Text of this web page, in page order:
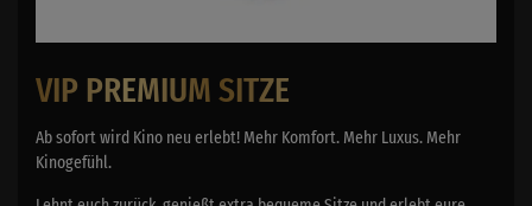
VIP PREMIUM SITZE
Ab sofort wird Kino neu erlebt! Mehr Komfort. Mehr Luxus. Mehr
Kinogefühl.